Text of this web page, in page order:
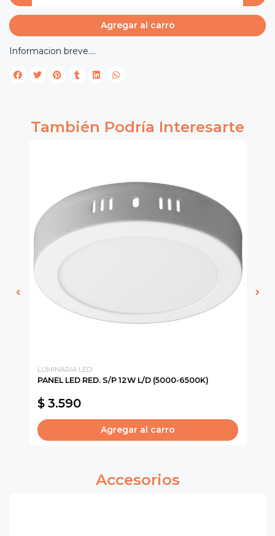
Agregar al carro
Informacion breve....
También Podría Interesarte
LUMINARIA LED
PANEL LED RED. S/P 12W L/D (5000-6500K)
$ 3.590
Agregar al carro
Accesorios